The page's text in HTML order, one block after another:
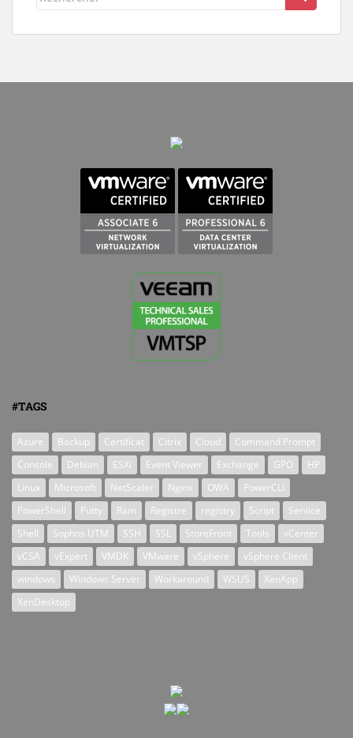
#TAGS
Azure Backup Certificat Citrix Cloud
Command Prompt
Console
Debian ESXi Event Viewer Exchange GPO
HP
Linux
Microsoft NetScaler Nginx OWA
PowerCLI
PowerShell
Putty Ram Registre registry Script
Service
Shell
Sophos UTM SSH SSL StoreFront Tools
vCenter
vCSA
vExpert VMDK VMware vSphere
vSphere Client
windows
Windows Server Workaround WSUS
XenApp
XenDesktop